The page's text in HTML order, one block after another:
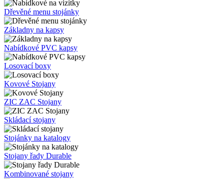
Dřevěné menu stojánky
Základny na kapsy
Nabídkové PVC kapsy
Losovací boxy
Kovové Stojany
ZIC ZAC Stojany
Skládací stojany
Stojánky na katalogy
Stojany řady Durable
Kombinované stojany